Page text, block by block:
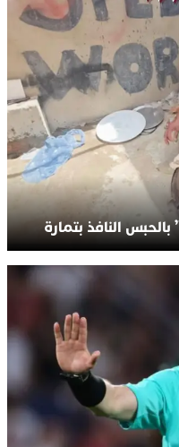
النافذ بتمارة